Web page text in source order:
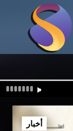
أخبار